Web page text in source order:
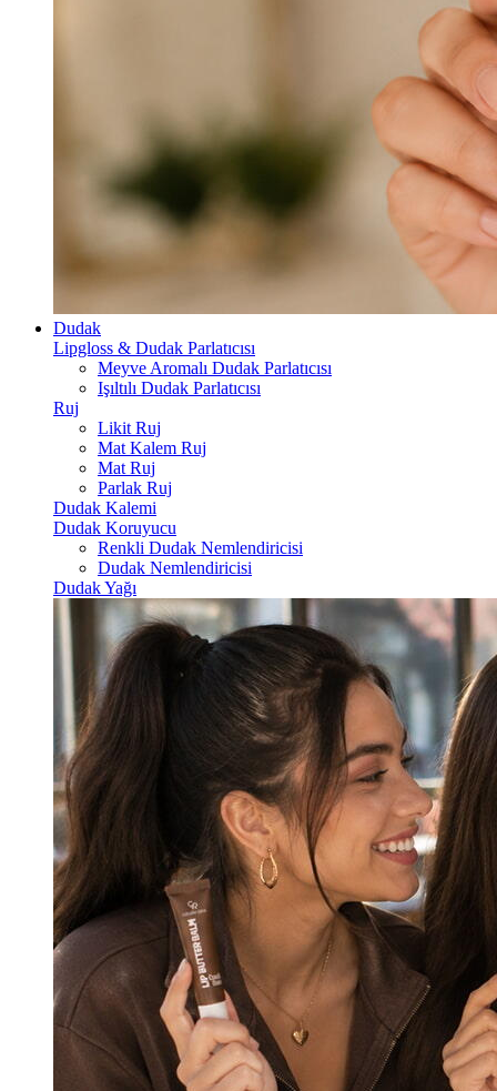
Dudak
Lipgloss & Dudak Parlatıcısı
Meyve Aromalı Dudak Parlatıcısı
Işıltılı Dudak Parlatıcısı
Ruj
Likit Ruj
Mat Kalem Ruj
Mat Ruj
Parlak Ruj
Dudak Kalemi
Dudak Koruyucu
Renkli Dudak Nemlendiricisi
Dudak Nemlendiricisi
Dudak Yağı